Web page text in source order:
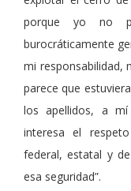
porque yo no
burocráticamente
mi responsabilidad,
parece que
los apellidos, a
interesa el
federal, estatal y
esa seguridad”.